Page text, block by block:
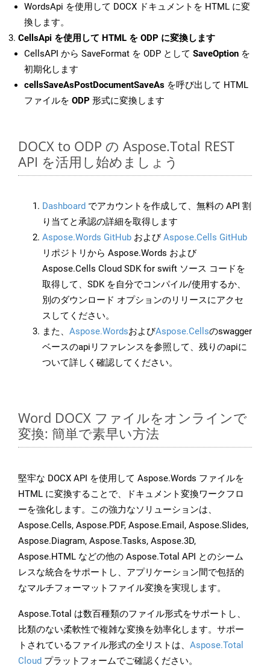
WordsApi を使用して DOCX ドキュメントを HTML に変
換します。
CellsApi を使用して HTML を ODP に変換します
CellsAPI から SaveFormat を ODP として SaveOption を
初期化します
cellsSaveAsPostDocumentSaveAs を呼び出して HTML
ファイルを ODP 形式に変換します
DOCX to ODP の Aspose.Total REST
API を活用し始めましょう
Dashboard でアカウントを作成して、無料の API 割
り当てと承認の詳細を取得します
Aspose.Words GitHub およびAspose.Cells GitHub
リポジトリから Aspose.Words および
Aspose.Cells Cloud SDK for swift ソース コードを
取得して、SDK を自分でコンパイル/使用するか、
別のダウンロード オプションのリリースにアクセ
スしてください。
また、 Aspose.WordsおよびAspose.Cellsのswagger
ベースのapiリファレンスを参照して、残りのapiに
ついて詳しく確認してください。
Word DOCX ファイルをオンラインで
変換: 簡単で素早い方法
堅牢な DOCX API を使用して Aspose.Words ファイルを
HTML に変換することで、ドキュメント変換ワークフロ
ーを強化します。この強力なソリューションは、
Aspose.Cells, Aspose.PDF, Aspose.Email, Aspose.Slides,
Aspose.Diagram, Aspose.Tasks, Aspose.3D,
Aspose.HTML などの他の Aspose.Total API とのシーム
レスな統合をサポートし、アプリケーション間で包括的
なマルチフォーマットファイル変換を実現します。
Aspose.Total は数百種類のファイル形式をサポートし、
比類のない柔軟性で複雑な変換を効率化します。サポー
トされているファイル形式の全リストは、 Aspose.Total
Cloud プラットフォームでご確認ください。